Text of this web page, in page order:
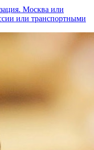
Москва или
или транспортными